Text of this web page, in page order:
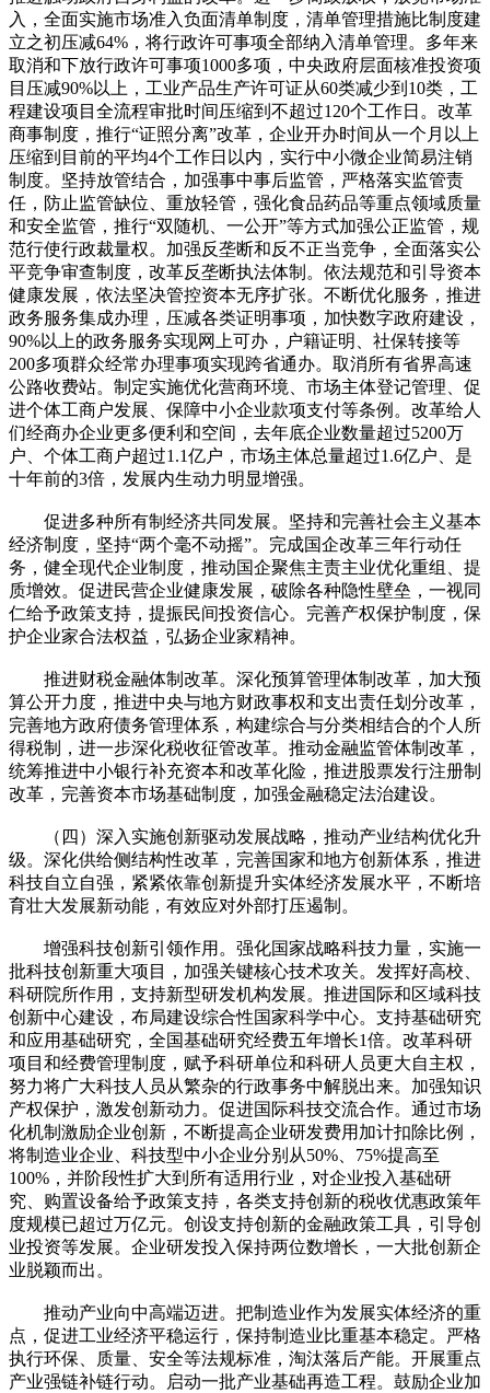
入，全面实施市场准入负面清单制度，清单管理措施比制度建
立之初压减64%，将行政许可事项全部纳入清单管理。多年来
取消和下放行政许可事项1000多项，中央政府层面核准投资项
目压减90%以上，工业产品生产许可证从60类减少到10类，工
程建设项目全流程审批时间压缩到不超过120个工作日。改革
商事制度，推行“证照分离”改革，企业开办时间从一个月以上
压缩到目前的平均4个工作日以内，实行中小微企业简易注销
制度。坚持放管结合，加强事中事后监管，严格落实监管责
任，防止监管缺位、重放轻管，强化食品药品等重点领域质量
和安全监管，推行“双随机、一公开”等方式加强公正监管，规
范行使行政裁量权。加强反垄断和反不正当竞争，全面落实公
平竞争审查制度，改革反垄断执法体制。依法规范和引导资本
健康发展，依法坚决管控资本无序扩张。不断优化服务，推进
政务服务集成办理，压减各类证明事项，加快数字政府建设，
90%以上的政务服务实现网上可办，户籍证明、社保转接等
200多项群众经常办理事项实现跨省通办。取消所有省界高速
公路收费站。制定实施优化营商环境、市场主体登记管理、促
进个体工商户发展、保障中小企业款项支付等条例。改革给人
们经商办企业更多便利和空间，去年底企业数量超过5200万
户、个体工商户超过1.1亿户，市场主体总量超过1.6亿户、是
十年前的3倍，发展内生动力明显增强。
促进多种所有制经济共同发展。坚持和完善社会主义基本
经济制度，坚持“两个毫不动摇”。完成国企改革三年行动任
务，健全现代企业制度，推动国企聚焦主责主业优化重组、提
质增效。促进民营企业健康发展，破除各种隐性壁垒，一视同
仁给予政策支持，提振民间投资信心。完善产权保护制度，保
护企业家合法权益，弘扬企业家精神。
推进财税金融体制改革。深化预算管理体制改革，加大预
算公开力度，推进中央与地方财政事权和支出责任划分改革，
完善地方政府债务管理体系，构建综合与分类相结合的个人所
得税制，进一步深化税收征管改革。推动金融监管体制改革，
统筹推进中小银行补充资本和改革化险，推进股票发行注册制
改革，完善资本市场基础制度，加强金融稳定法治建设。
（四）深入实施创新驱动发展战略，推动产业结构优化升
级。深化供给侧结构性改革，完善国家和地方创新体系，推进
科技自立自强，紧紧依靠创新提升实体经济发展水平，不断培
育壮大发展新动能，有效应对外部打压遏制。
增强科技创新引领作用。强化国家战略科技力量，实施一
批科技创新重大项目，加强关键核心技术攻关。发挥好高校、
科研院所作用，支持新型研发机构发展。推进国际和区域科技
创新中心建设，布局建设综合性国家科学中心。支持基础研究
和应用基础研究，全国基础研究经费五年增长1倍。改革科研
项目和经费管理制度，赋予科研单位和科研人员更大自主权，
努力将广大科技人员从繁杂的行政事务中解脱出来。加强知识
产权保护，激发创新动力。促进国际科技交流合作。通过市场
化机制激励企业创新，不断提高企业研发费用加计扣除比例，
将制造业企业、科技型中小企业分别从50%、75%提高至
100%，并阶段性扩大到所有适用行业，对企业投入基础研
究、购置设备给予政策支持，各类支持创新的税收优惠政策年
度规模已超过万亿元。创设支持创新的金融政策工具，引导创
业投资等发展。企业研发投入保持两位数增长，一大批创新企
业脱颖而出。
推动产业向中高端迈进。把制造业作为发展实体经济的重
点，促进工业经济平稳运行，保持制造业比重基本稳定。严格
执行环保、质量、安全等法规标准，淘汰落后产能。开展重点
产业强链补链行动。启动一批产业基础再造工程。鼓励企业加